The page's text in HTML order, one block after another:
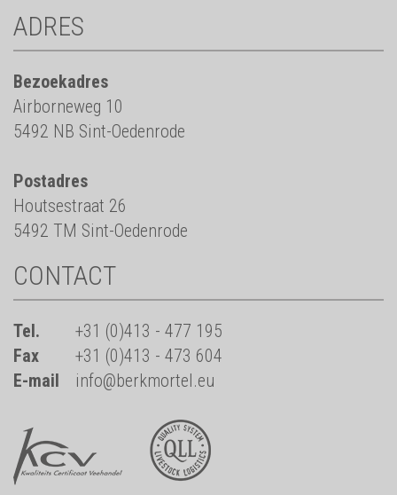
ADRES
Bezoekadres
Airborneweg 10
5492 NB Sint-Oedenrode
Postadres
Houtsestraat 26
5492 TM Sint-Oedenrode
CONTACT
Tel.
+31 (0)413 - 477 195
Fax
+31 (0)413 - 473 604
E-mail
info@berkmortel.eu